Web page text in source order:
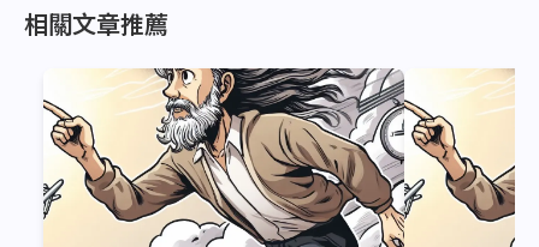
相關文章推薦